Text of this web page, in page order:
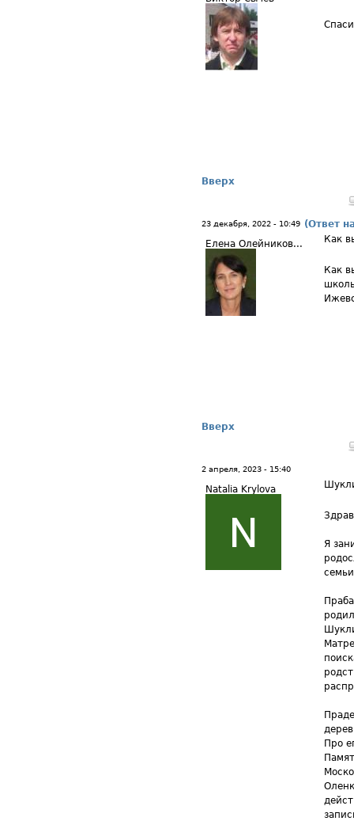
Вверх
23 декабря, 2022 - 10:49 (Ответ
Елена Олейников...
Как
Как
Вверх
2 апреля, 2023 - 15:40
Natalia Krylova
Я
Про